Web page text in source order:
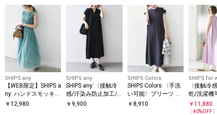
SHIPS any
【WEB限定】SHIPS a
ny: ハンドスモッキン
グ コットン フレア
￥ 12,980
SHIPS any
SHIPS any:〈接触冷
感/汗染み防止加工/
洗濯機可能〉スキッ
￥ 9,900
SHIPS Colors
SHIPS Colors:〈手洗
い可能〉プリーツ デ
ザイン シャツ ワンピ
￥ 8,910
SHIPS for
〈接触冷
乾/洗濯機
ゲージ ポ
リーブ ワ
￥11,880
〔40%OFF〕